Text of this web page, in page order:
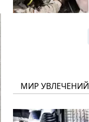
МИР УВЛЕЧЕНИЙ